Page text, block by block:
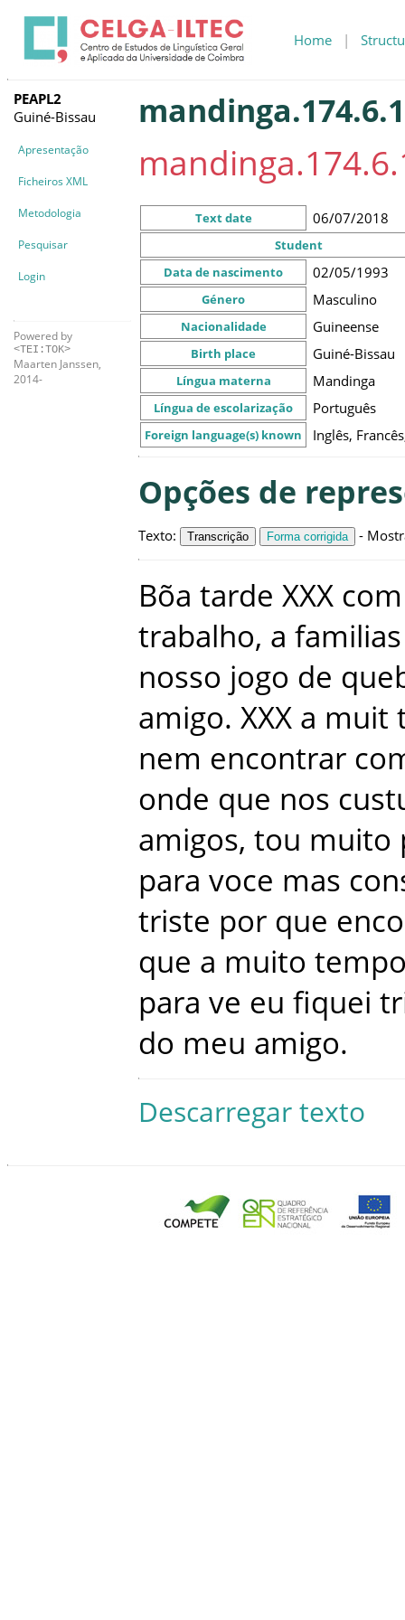
Home |
PEAPL2
Guiné-Bissau
Apresentação
Ficheiros XML
Metodologia
Pesquisar
Login
Powered by
<TEI:TOK>
Maarten Janssen,
2014-
Text date 06/07/2018
Student
Data de nascimento
02/05/1993
Género Masculino
Nacionalidade Guineense
Birth place Guiné-Bissau
Língua materna Mandinga
Língua de escolarização Português
Foreign language(s) known Inglês,
Opções de
Texto: Transcrição Forma corrigida -
Bõa tarde XXX com
trabalho, a familias
nosso jogo de
amigo. XXX a muit
nem encontrar
onde que nos
amigos, tou muito
para voce mas
triste por que
que a muito
para ve eu fiquei
do meu amigo.
Descarregar texto